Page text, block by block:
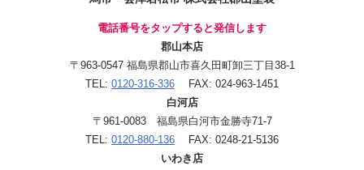
電話番号をタップすると発信します
郡山本店
〒963-0547 福島県郡山市喜久田町卸三丁目38-1
TEL: 0120-316-336 FAX: 024-963-1451
白河店
〒961-0083 福島県白河市金勝寺71-7
TEL: 0120-880-136 FAX: 0248-21-5136
いわき店